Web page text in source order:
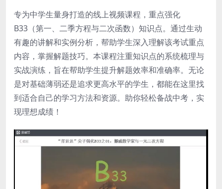
专为中学生量身打造的线上视频课程，重点强化
B33（第一、二季方程与二次函数）知识点。通过生动
有趣的讲解和实例分析，帮助学生深入理解该考试重点
内容，掌握解题技巧。本课程注重知识点的系统梳理与
实战演练，旨在帮助学生提升解题效率和准确率。无论
是对基础薄弱还是追求更高水平的学生，都能在这里找
到适合自己的学习方法和资源。助你轻松备战中考，实
现理想成绩！